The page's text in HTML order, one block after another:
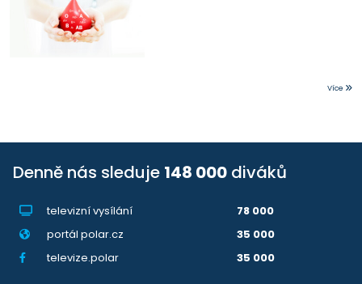
Více
Denně nás sleduje 148 000 diváků
televizní vysílání
78 000
portál polar.cz
35 000
televize.polar
35 000